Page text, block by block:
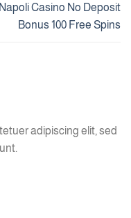
Napoli Casino No Deposit
Bonus 100 Free Spins
adipiscing elit, sed